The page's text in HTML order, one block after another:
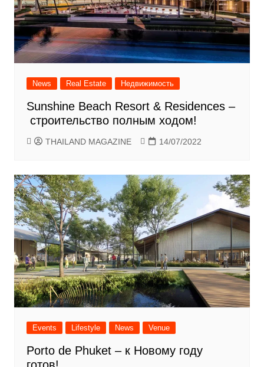
News Real Estate Недвижимость
Sunshine Beach Resort & Residences –
строительство полным ходом!
THAILAND MAGAZINE 14/07/2022
Events Lifestyle News Venue
Porto de Phuket – к Новому году
готов!